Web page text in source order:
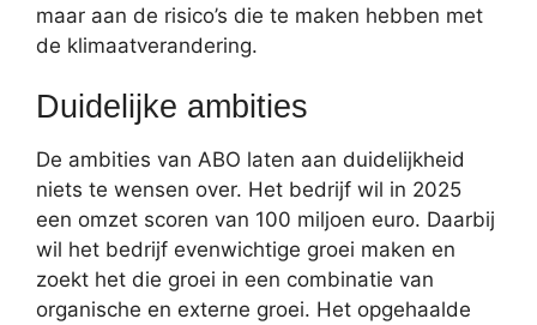
maar aan de risico’s die te maken hebben met
de klimaatverandering.
Duidelijke ambities
De ambities van ABO laten aan duidelijkheid
niets te wensen over. Het bedrijf wil in 2025
een omzet scoren van 100 miljoen euro. Daarbij
wil het bedrijf evenwichtige groei maken en
zoekt het die groei in een combinatie van
organische en externe groei. Het opgehaalde